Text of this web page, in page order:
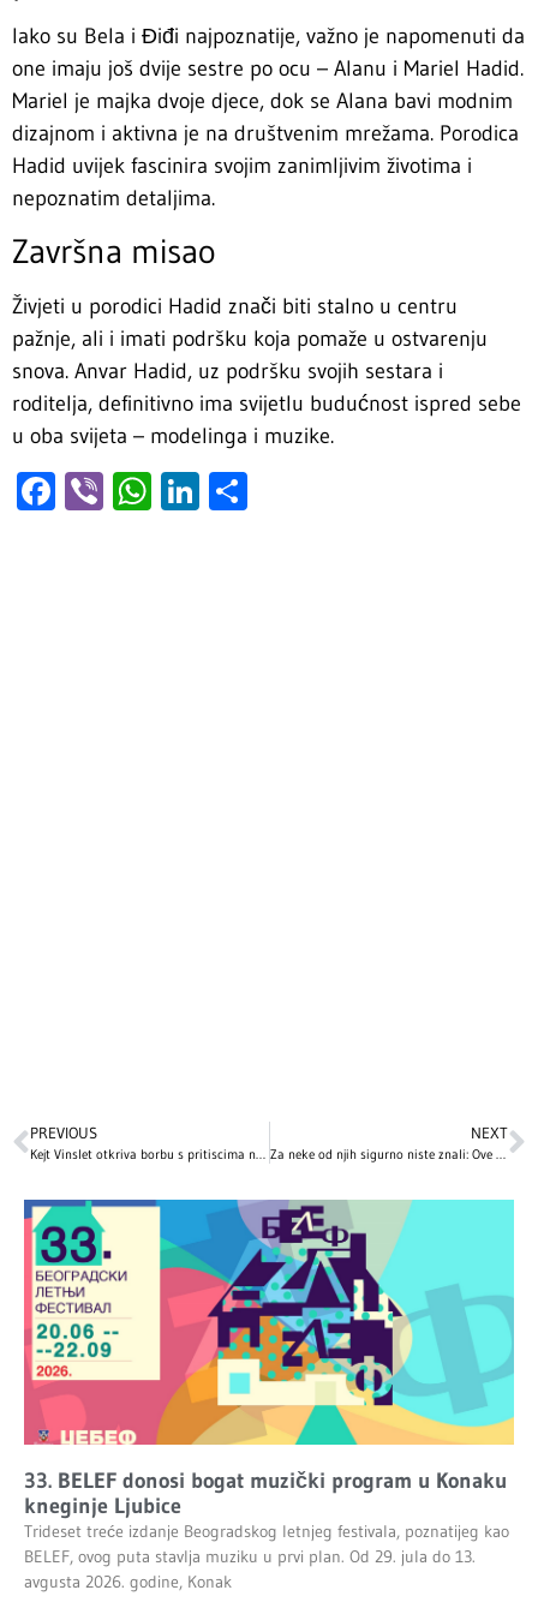
Iako su Bela i Điđi najpoznatije, važno je napomenuti da
one imaju još dvije sestre po ocu – Alanu i Mariel Hadid.
Mariel je majka dvoje djece, dok se Alana bavi modnim
dizajnom i aktivna je na društvenim mrežama. Porodica
Hadid uvijek fascinira svojim zanimljivim životima i
nepoznatim detaljima.
Završna misao
Živjeti u porodici Hadid znači biti stalno u centru
pažnje, ali i imati podršku koja pomaže u ostvarenju
snova. Anvar Hadid, uz podršku svojih sestara i
roditelja, definitivno ima svijetlu budućnost ispred sebe
u oba svijeta – modelinga i muzike.
Facebook
ViberWhatsApp
LinkedIn
PREVIOUS
Kejt Vinslet otkriva borbu s pritiscima na početku karijere
NEXT
Za neke od njih sigurno niste znali: Ove holivudske zvezde proslavljaju Božić 7. januara!
33. BELEF donosi bogat muzički program u Konaku
kneginje Ljubice
Trideset treće izdanje Beogradskog letnjeg festivala, poznatijeg kao
BELEF, ovog puta stavlja muziku u prvi plan. Od 29. jula do 13.
avgusta 2026. godine, Konak